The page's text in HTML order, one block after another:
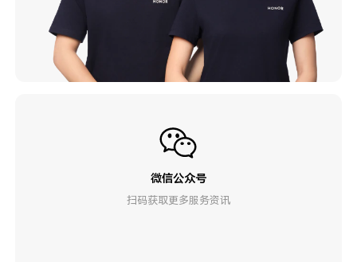
微信公众号
扫码获取更多服务资讯